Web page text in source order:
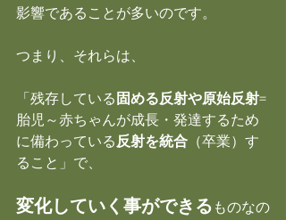
影響であることが多いのです。
つまり、それらは、
「残存している 固める反射や原始反射=
胎児～赤ちゃんが成長・発達するため
に備わっている 反射を統合 （卒業）す
ること」で、
変化していく事ができる ものなの